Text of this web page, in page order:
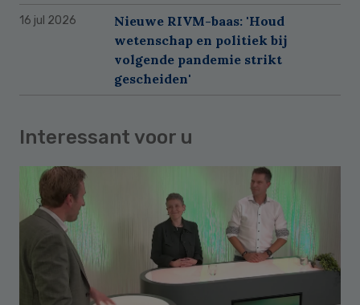
16 jul 2026
Nieuwe RIVM-baas: 'Houd
wetenschap en politiek bij
volgende pandemie strikt
gescheiden'
Interessant voor u